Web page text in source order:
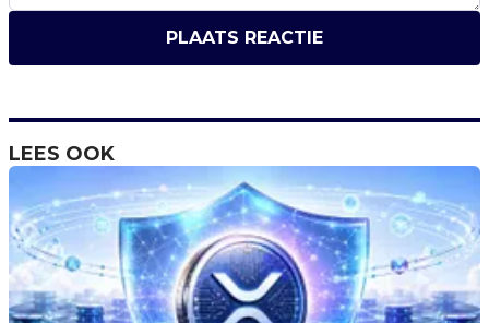
PLAATS REACTIE
LEES OOK